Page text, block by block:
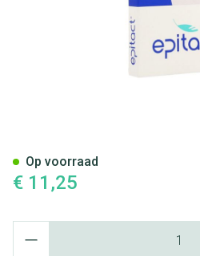
€ 11,25
Op voorraad